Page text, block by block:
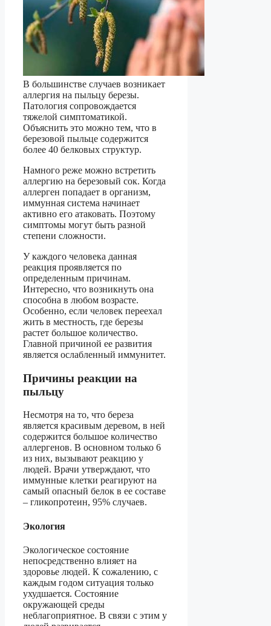
В большинстве случаев возникает
аллергия на пыльцу березы.
Патология сопровождается
тяжелой симптоматикой.
Объяснить это можно тем, что в
березовой пыльце содержится
более 40 белковых структур.
Намного реже можно встретить
аллергию на березовый сок. Когда
аллерген попадает в организм,
иммунная система начинает
активно его атаковать. Поэтому
симптомы могут быть разной
степени сложности.
У каждого человека данная
реакция проявляется по
определенным причинам.
Интересно, что возникнуть она
способна в любом возрасте.
Особенно, если человек переехал
жить в местность, где березы
растет большое количество.
Главной причиной ее развития
является ослабленный иммунитет.
Причины реакции на
пыльцу
Несмотря на то, что береза
является красивым деревом, в ней
содержится большое количество
аллергенов. В основном только 6
из них, вызывают реакцию у
людей. Врачи утверждают, что
иммунные клетки реагируют на
самый опасный белок в ее составе
– гликопротеин, 95% случаев.
Экология
Экологическое состояние
непосредственно влияет на
здоровье людей. К сожалению, с
каждым годом ситуация только
ухудшается. Состояние
окружающей среды
неблагоприятное. В связи с этим у